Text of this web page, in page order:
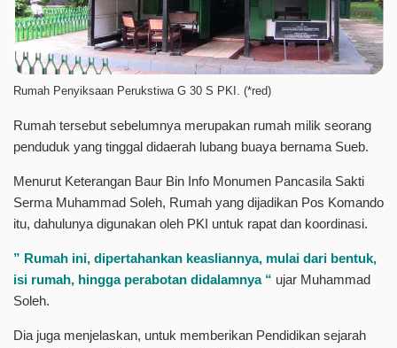
Rumah Penyiksaan Perukstiwa G 30 S PKI. (*red)
Rumah tersebut sebelumnya merupakan rumah milik seorang
penduduk yang tinggal didaerah lubang buaya bernama Sueb.
Menurut Keterangan Baur Bin Info Monumen Pancasila Sakti
Serma Muhammad Soleh, Rumah yang dijadikan Pos Komando
itu, dahulunya digunakan oleh PKI untuk rapat dan koordinasi.
” Rumah ini, dipertahankan keasliannya, mulai dari bentuk,
isi rumah, hingga perabotan didalamnya “ ujar Muhammad
Soleh.
Dia juga menjelaskan, untuk memberikan Pendidikan sejarah